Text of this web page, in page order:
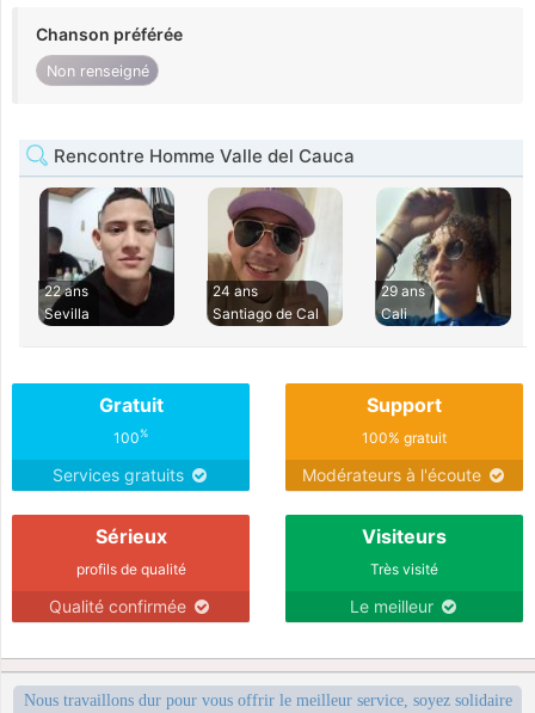
Chanson préférée
Non renseigné
Rencontre Homme Valle del Cauca
22 ans
Sevilla
24 ans
Santiago de Cal
29 ans
Cali
Gratuit
100%
Services gratuits
Support
100% gratuit
Modérateurs à l'écoute
Sérieux
profils de qualité
Qualité confirmée
Visiteurs
Très visité
Le meilleur
Nous travaillons dur pour vous offrir le meilleur service, soyez solidaire